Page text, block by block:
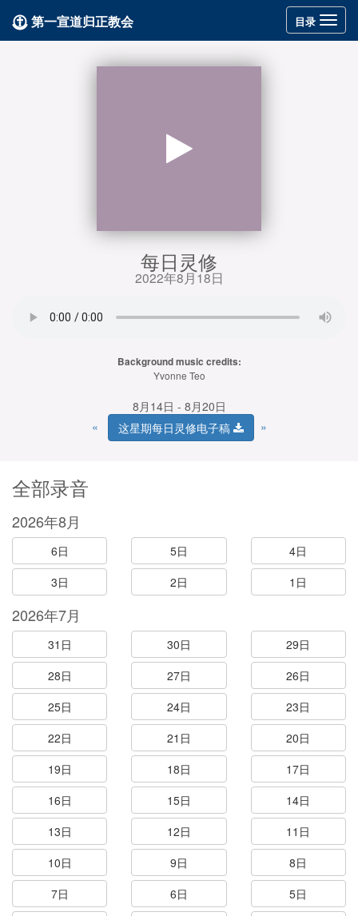
Toggle
navigation
目录
第一宣道归正教会
每日灵修
2022年8月18日
Background music credits:
Yvonne Teo
8月14日 - 8月20日
«
这星期每日灵修电子稿 »
全部录音
2026年8月
6日 5日
4日
3日
2日 1日
2026年7月
31日 30日
29日
28日
27日
26日
25日
24日
23日
22日
21日
20日
19日
18日
17日
16日
15日
14日
13日
12日
11日
10日
9日
8日
7日
6日
5日